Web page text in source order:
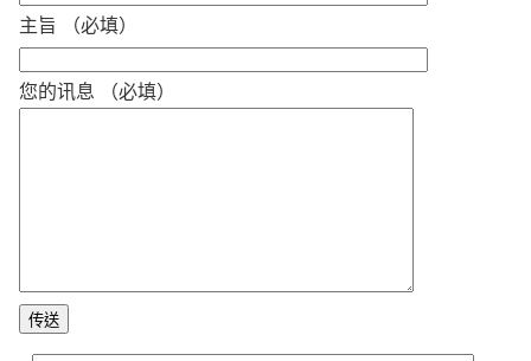
主旨 （必填）
您的讯息 （必填）